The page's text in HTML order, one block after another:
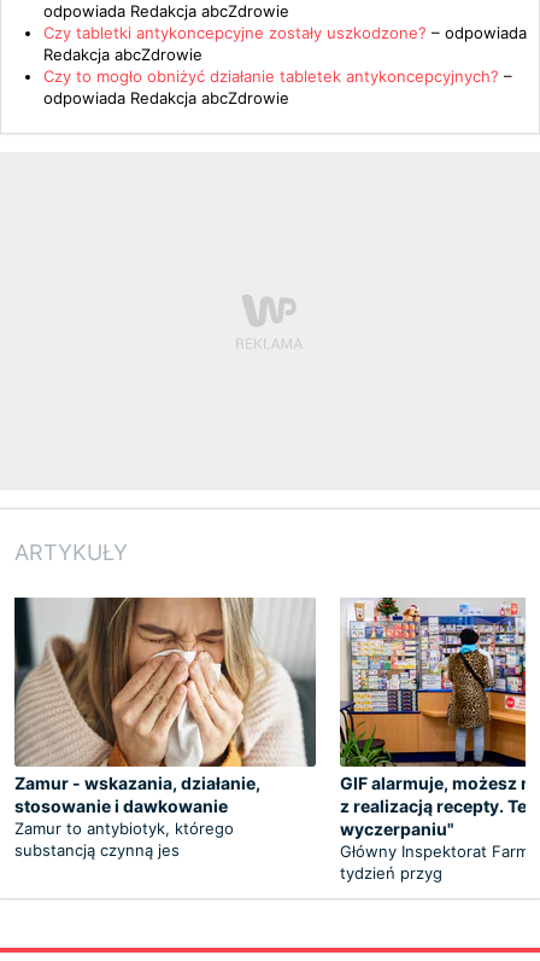
odpowiada Redakcja abcZdrowie
Czy tabletki antykoncepcyjne zostały uszkodzone? – odpowiada
Redakcja abcZdrowie
Czy to mogło obniżyć działanie tabletek antykoncepcyjnych? –
odpowiada Redakcja abcZdrowie
ARTYKUŁY
Zamur - wskazania, działanie,
stosowanie i dawkowanie
Zamur to antybiotyk, którego
substancją czynną jes
GIF alarmuje, możesz
z realizacją recepty. Te
wyczerpaniu"
Główny Inspektorat
tydzień przyg